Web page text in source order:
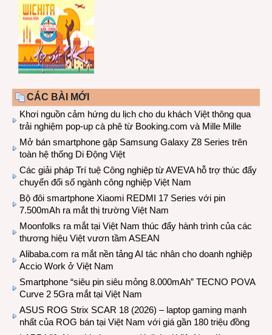
CÁC BÀI MỚI
Khơi nguồn cảm hứng du lịch cho du khách Việt thông qua
trải nghiệm pop-up cà phê từ Booking.com và Mille Mille
Mở bán smartphone gập Samsung Galaxy Z8 Series trên
toàn hệ thống Di Động Việt
Các giải pháp Trí tuệ Công nghiệp từ AVEVA hỗ trợ thúc đẩy
chuyển đổi số ngành công nghiệp Việt Nam
Bộ đôi smartphone Xiaomi REDMI 17 Series với pin
7.500mAh ra mắt thị trường Việt Nam
Moonfolks ra mắt tại Việt Nam thúc đẩy hành trình của các
thương hiệu Việt vươn tầm ASEAN
Alibaba.com ra mắt nền tảng AI tác nhân cho doanh nghiệp
Accio Work ở Việt Nam
Smartphone “siêu pin siêu mỏng 8.000mAh” TECNO POVA
Curve 2 5Gra mắt tại Việt Nam
ASUS ROG Strix SCAR 18 (2026) – laptop gaming mạnh
nhất của ROG bán tại Việt Nam với giá gần 180 triệu đồng